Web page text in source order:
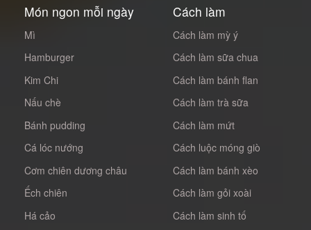
Món ngon mỗi ngày
Mì
Hamburger
Kim Chi
Nấu chè
Bánh pudding
Cá lóc nướng
Cơm chiên dương châu
Ếch chiên
Há cảo
Cách làm
Cách làm mỳ ý
Cách làm sữa chua
Cách làm bánh flan
Cách làm trà sữa
Cách làm mứt
Cách luộc móng giò
Cách làm bánh xèo
Cách làm gỏi xoài
Cách làm sinh tố